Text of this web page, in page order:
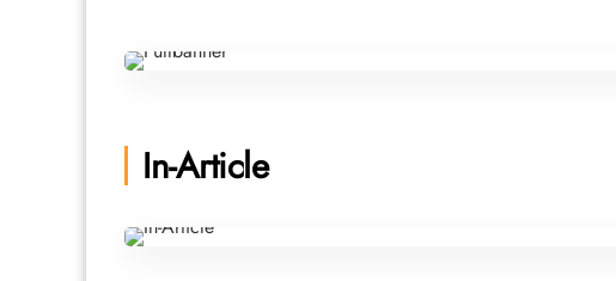
In-Article